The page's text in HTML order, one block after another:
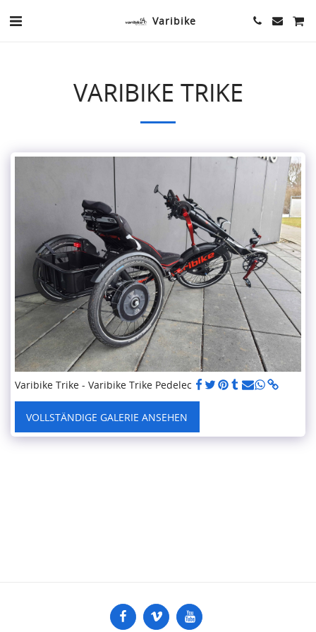
Varibike
VARIBIKE TRIKE
Varibike Trike - Varibike Trike Pedelec
VOLLSTÄNDIGE GALERIE ANSEHEN